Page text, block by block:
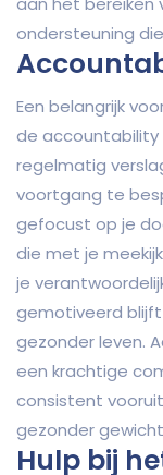
ondersteuning
Een belangrijk
de
regelmatig
voortgang te
gefocust op je
die met je
je
gemotiveerd
gezonder leven.
een krachtige
consistent
gezonder
Hulp bij